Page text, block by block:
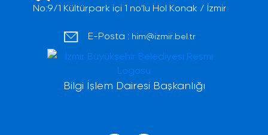
No:9/1 Kültürpark içi 1 no'lu Hol Konak / İzmir
E-Posta : him@izmir.bel.tr
Bilgi İşlem Dairesi Başkanlığı